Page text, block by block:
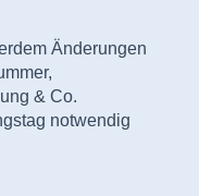
Änderungen
& Co.
notwendig